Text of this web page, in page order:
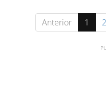
Anterior 1 2